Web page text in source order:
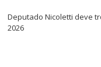
Deputado Nicoletti deve
2026